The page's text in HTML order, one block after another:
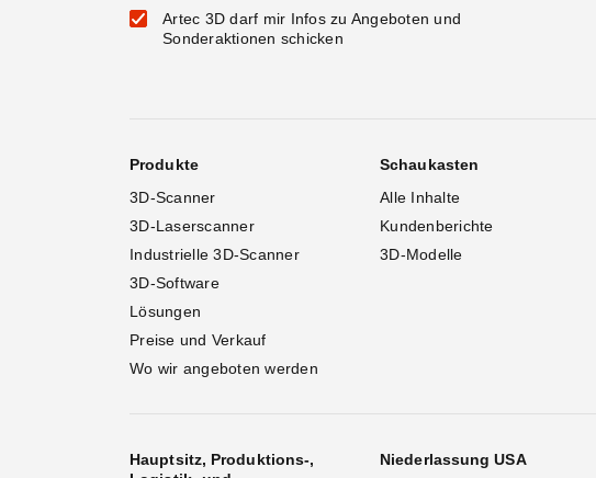
Artec 3D darf mir Infos zu Angeboten und
Sonderaktionen schicken
Produkte
3D-Scanner
3D-Laserscanner
Industrielle 3D-Scanner
3D-Software
Lösungen
Preise und Verkauf
Wo wir angeboten werden
Schaukasten
Alle Inhalte
Kundenberichte
3D-Modelle
Hauptsitz, Produktions-,
Niederlassung USA